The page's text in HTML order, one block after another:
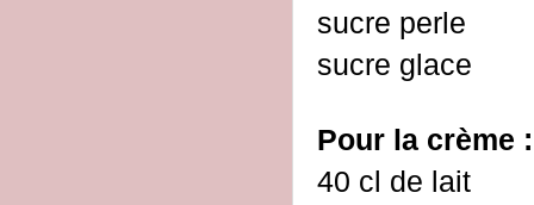
sucre perle
sucre glace
Pour la crème :
40 cl de lait